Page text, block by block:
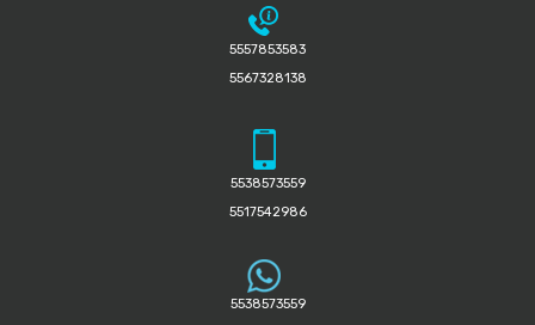
5557853583
5567328138
5538573559
5517542986
5538573559